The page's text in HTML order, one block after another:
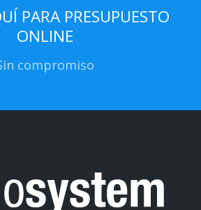
PARA PRESUPUESTO
ONLINE
compromiso